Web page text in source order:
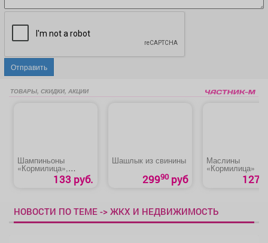
Отправить
ТОВАРЫ, СКИДКИ, АКЦИИ
Шампиньоны
«Кормилица»,
резаные 133 руб.
Шашлык из свинины
29990 руб
Маслины
«Кормилица»
127
НОВОСТИ ПО ТЕМЕ -> ЖКХ И НЕДВИЖИМОСТЬ